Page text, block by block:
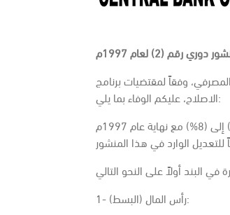
دوري رقم (2) لعام 1997م
وفقاً لمقتضيات برنامج
الاصلاح، عليكم الوفاء بما يلي:
أولاً : الوصول بنسبة كفاية رأس المال (نسبة رأس المال إلى الأصول الخطرة المرجحة) إلى (8%) مع نهاية عام 1997م
1- رأس المال (البسط):